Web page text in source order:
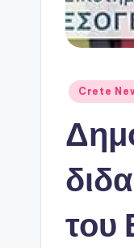
Αναρτήθηκε
Crete
του